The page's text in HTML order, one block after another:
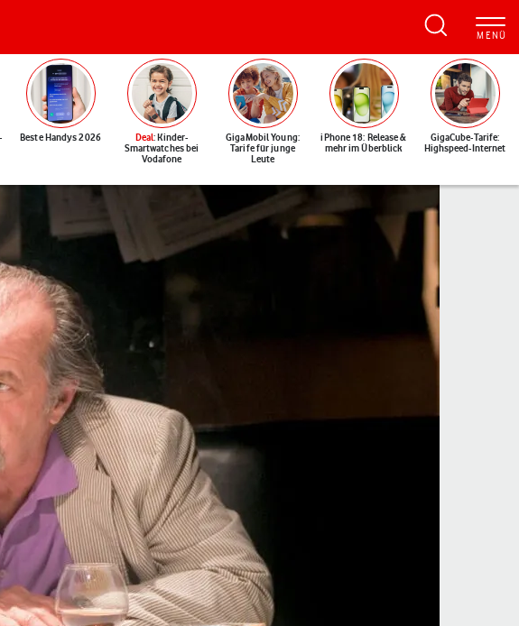
Beste Handys 2026 Deal: Kinder-
Smartwatches bei
Vodafone
GigaMobil Young:
Tarife für junge
Leute
iPhone 18: Release &
mehr im Überblick
GigaCube-Tarife:
Highspeed-Internet